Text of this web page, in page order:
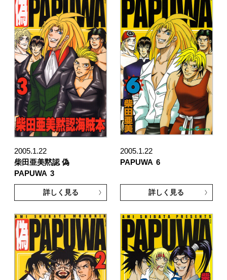
2005.1.22
柴田亜美黙認 偽
PAPUWA 3
詳しく見る
2005.1.22
PAPUWA 6
詳しく見る